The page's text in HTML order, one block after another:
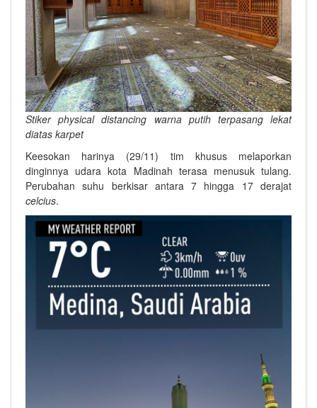
Stiker physical distancing warna putih terpasang lekat
diatas karpet
Keesokan harinya (29/11) tim khusus melaporkan
dinginnya udara kota Madinah terasa menusuk tulang.
Perubahan suhu berkisar antara 7 hingga 17 derajat
celcius.